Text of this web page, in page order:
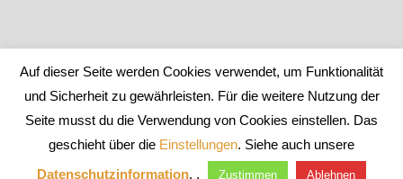
Auf dieser Seite werden Cookies verwendet, um Funktionalität
und Sicherheit zu gewährleisten. Für die weitere Nutzung der
Seite musst du die Verwendung von Cookies einstellen. Das
geschieht über die Einstellungen. Siehe auch unsere
Datenschutzinformation. . Zustimmen Ablehnen